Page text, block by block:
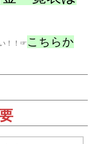
！！☞こちらか